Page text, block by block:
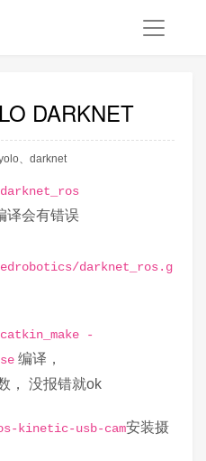
DARKNET
、 darknet
darknet_ros
译会有错误
darknet_ros.g
catkin_make -
编译，
， 没报错就ok
kinetic-usb-cam安装摄